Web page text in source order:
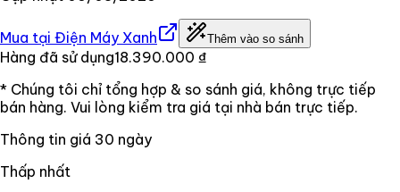
Mua tại Điện Máy Xanh Thêm vào so sánh
Hàng đã sử dụng18.390.000 ₫
* Chúng tôi chỉ tổng hợp & so sánh giá, không trực tiếp
bán hàng. Vui lòng kiểm tra giá tại nhà bán trực tiếp.
Thông tin giá 30 ngày
Thấp nhất